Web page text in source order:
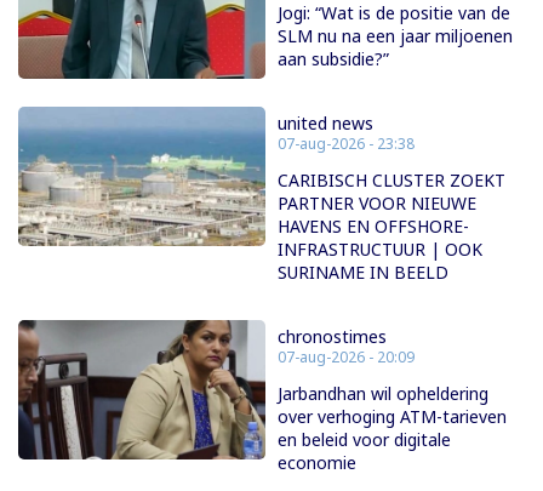
Jogi: “Wat is de positie van de
SLM nu na een jaar miljoenen
aan subsidie?”
united news
07-aug-2026 - 23:38
CARIBISCH CLUSTER ZOEKT
PARTNER VOOR NIEUWE
HAVENS EN OFFSHORE-
INFRASTRUCTUUR | OOK
SURINAME IN BEELD
chronostimes
07-aug-2026 - 20:09
Jarbandhan wil opheldering
over verhoging ATM-tarieven
en beleid voor digitale
economie